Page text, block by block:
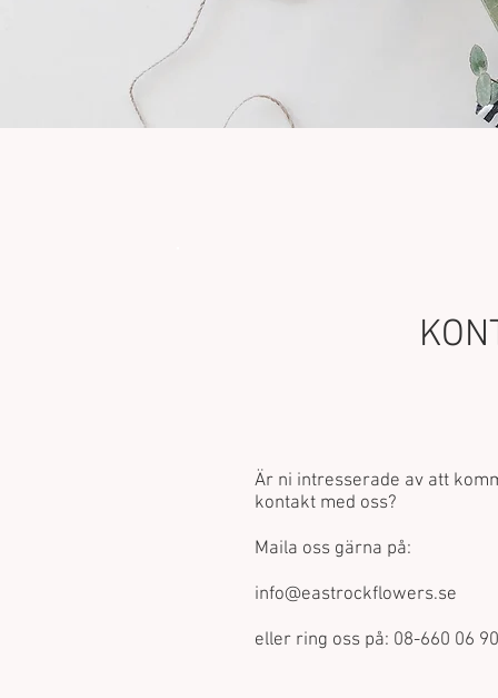
Är ni intresserade av att
kontakt med oss?
Maila oss gärna på:
info@eastrockflowers.se
eller ring oss på: 08-660 06 90